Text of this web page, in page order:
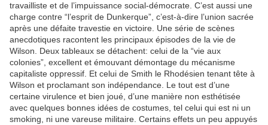
travailliste et de l’impuissance social-démocrate. C’est aussi une
charge contre “l’esprit de Dunkerque”, c’est-à-dire l’union sacrée
après une défaite travestie en victoire. Une série de scènes
anecdotiques racontent les principaux épisodes de la vie de
Wilson. Deux tableaux se détachent: celui de la “vie aux
colonies”, excellent et émouvant démontage du mécanisme
capitaliste oppressif. Et celui de Smith le Rhodésien tenant tête à
Wilson et proclamant son indépendance. Le tout est d’une
certaine virulence et bien joué, d’une manière non esthétisée
avec quelques bonnes idées de costumes, tel celui qui est ni un
smoking, ni une vareuse militaire. Certains effets un peu appuyés